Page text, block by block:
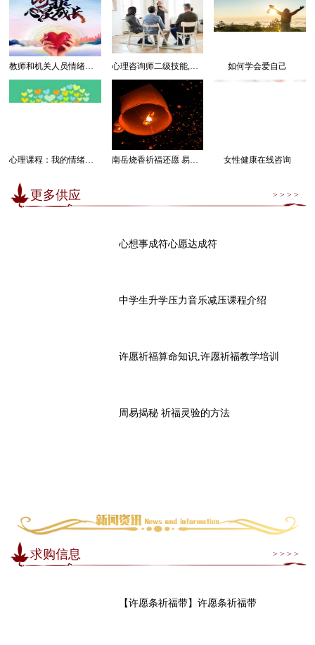
如何学会爱自己
南岳烧香祈福还愿 易经卜卦算命求运 女性健康在线咨询
更多供应 > > > >
心想事成符心愿达成符
中学生升学压力音乐减压课程介绍
许愿祈福算命知识,许愿祈福教学培训
周易揭秘 祈福灵验的方法
求购信息 > > > >
【许愿条祈福带】许愿条祈福带